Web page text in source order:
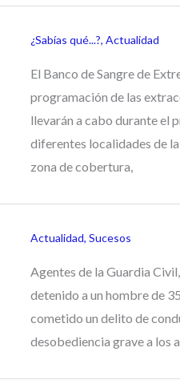
¿Sabías qué...?, Actualidad
El Banco de Sangre de
programación de las
llevarán a cabo durante el
diferentes localidades de
zona de cobertura,
Actualidad, Sucesos
Agentes de la Guardia
detenido a un hombre de
cometido un delito de
desobediencia grave a los